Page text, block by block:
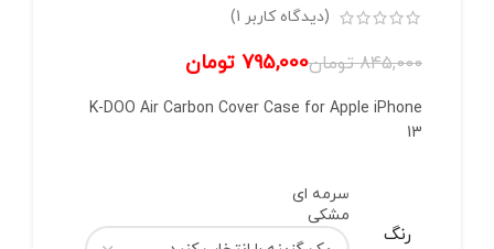
(دیدگاه کاربر 1
)
845,000 تومان795,000 تومان
K-DOO Air Carbon Cover Case for Apple iPhone
13
رنگ
سرمه ای
مشکی